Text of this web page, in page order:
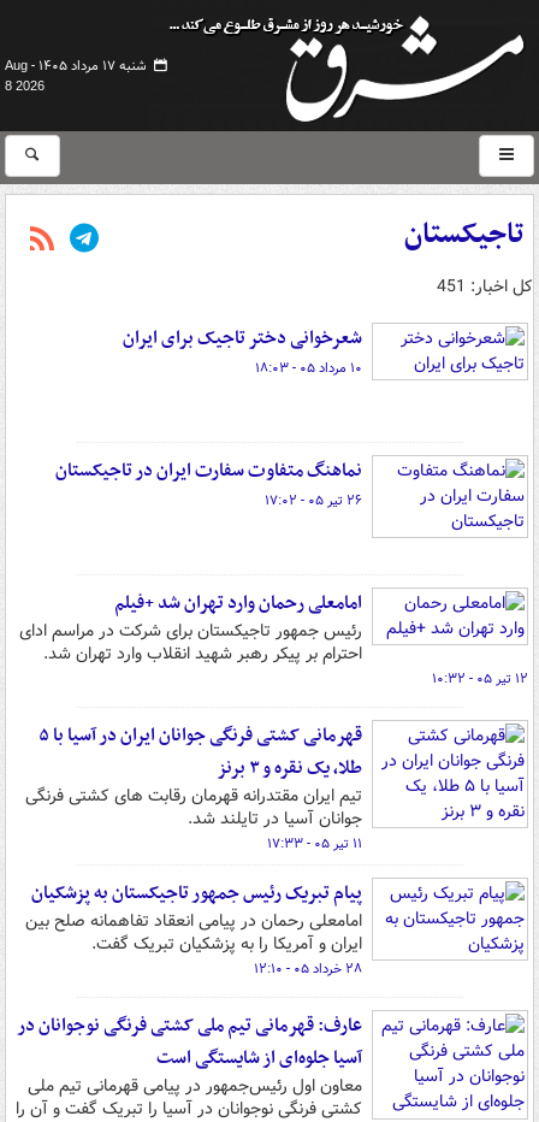
شنبه ۱۷ مرداد ۱۴۰۵ -
Aug
8 2026
تاجیکستان
کل اخبار: 451
شعرخوانی دختر تاجیک برای ایران
۱۰ مرداد ۰۵ - ۱۸:۰۳
نماهنگ متفاوت سفارت ایران در تاجیکستان
۲۶ تیر ۰۵ - ۱۷:۰۲
امامعلی رحمان وارد تهران شد +فیلم
رئیس جمهور تاجیکستان برای شرکت در مراسم ادای
احترام بر پیکر رهبر شهید انقلاب وارد تهران شد.
۱۲ تیر ۰۵ - ۱۰:۳۲
قهرمانی کشتی فرنگی جوانان ایران در آسیا با ۵
طلا، یک نقره و ۳ برنز
تیم ایران مقتدرانه قهرمان رقابت های کشتی فرنگی
جوانان آسیا در تایلند شد.
۱۱ تیر ۰۵ - ۱۷:۳۳
پیام تبریک رئیس جمهور تاجیکستان به پزشکیان
امامعلی رحمان در پیامی انعقاد تفاهمانه صلح بین
ایران و آمریکا را به پزشکیان تبریک گفت.
۲۸ خرداد ۰۵ - ۱۲:۱۰
عارف: قهرمانی تیم ملی کشتی فرنگی نوجوانان در
آسیا جلوه‌ای از شایستگی است
معاون اول رئیس‌جمهور در پیامی قهرمانی تیم ملی
کشتی فرنگی نوجوانان در آسیا را تبریک گفت و آن را